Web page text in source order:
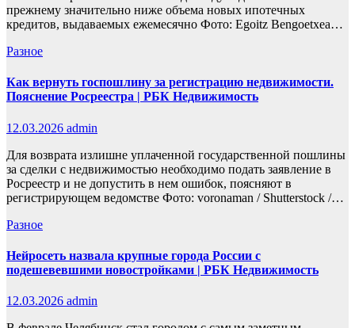
прежнему значительно ниже объема новых ипотечных
кредитов, выдаваемых ежемесячно Фото: Egoitz Bengoetxea…
Разное
Как вернуть госпошлину за регистрацию недвижимости.
Пояснение Росреестра | РБК Недвижимость
12.03.2026 admin
Для возврата излишне уплаченной государственной пошлины
за сделки с недвижимостью необходимо подать заявление в
Росреестр и не допустить в нем ошибок, поясняют в
регистрирующем ведомстве Фото: voronaman / Shutterstock /…
Разное
Нейросеть назвала крупные города России с
подешевевшими новостройками | РБК Недвижимость
12.03.2026 admin